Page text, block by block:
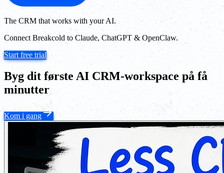
The CRM that works with your AI.
Connect Breakcold to Claude, ChatGPT & OpenClaw.
Start free trial
Byg dit første AI CRM-workspace på få
minutter
Kom i gang